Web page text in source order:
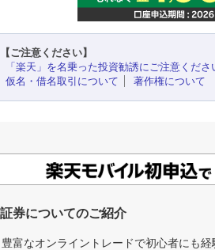
【ご注意ください】
「楽天」を名乗った投資勧誘にご注意くださ
仮名・借名取引について
著作権について
券についてのご紹介
富なオンライントレードで初心者にも